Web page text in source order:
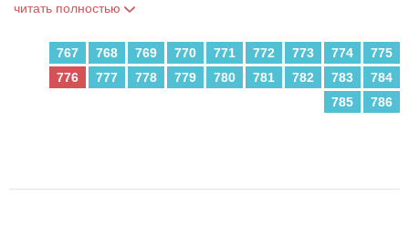
читать полностью
767 768 769 770 771 772 773 774
775
776
777 778 779 780 781 782 783
784
785
786